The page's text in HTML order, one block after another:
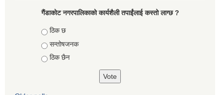
गैंडाकोट नगरपालिकाको कार्यशैली तपाईंलाई कस्तो लाग्छ ?
Choices
ठिक छ
सन्तोषजनक
ठिक छैन